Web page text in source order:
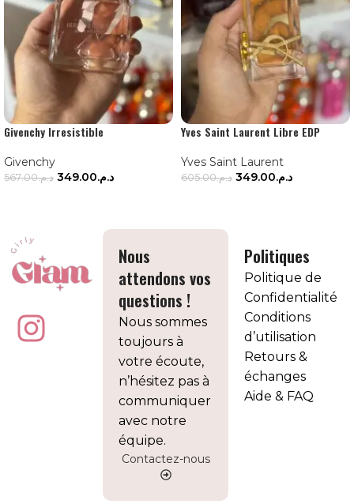
Givenchy Irresistible
Givenchy
د.م.567.00 د.م.349.00
Yves Saint Laurent Libre EDP
Yves Saint Laurent
د.م.605.00 د.م.349.00
Nous
attendons vos
questions !
Nous sommes
toujours à
votre écoute,
n’hésitez pas à
communiquer
avec notre
équipe.
Contactez-nous
Politiques
Politique de
Confidentialité
Conditions
d’utilisation
Retours &
échanges
Aide & FAQ